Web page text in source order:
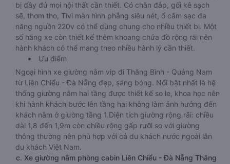
bị đầy đủ mọi nội thất cần thiết. Có chăn đắp, gối kê sạch
sẽ, thơm tho, Tivi màn hình phẳng siêu nét, ổ cắm sạc đa
năng nguồn 220v có thể dùng chung cho nhiều thiết bị. Một
số hãng xe còn thiết kế thêm khoang chứa đồ rộng rãi nên
hành khách có thể mang theo nhiều hành lý cần thiết.
Ưu điểm
Ngoại hình xe giường nằm vip đi Thăng Bình - Quảng Nam
từ Liên Chiểu - Đà Nẵng đẹp, sáng bóng. Nổi bật nhất là hệ
thống giường nằm hai tầng được thiết kế so le, khoa học nên
khi hành khách bước lên tầng hai không làm ảnh hưởng đến
khách nằm ở giường tầng 1.Diện tích giường rộng rãi: chiều
dài 1,8 đến 1,9m còn chiều rộng gấp rưỡi so với giường
thông thường nên phù hợp với cả du khách nước ngoài lẫn
du khách Việt Nam.
c. Xe giường nằm phòng cabin Liên Chiểu - Đà Nẵng Thăng